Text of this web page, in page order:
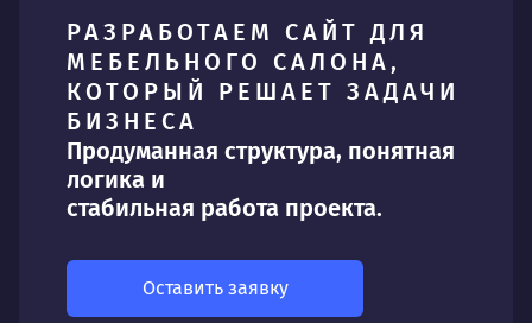
РАЗРАБОТАЕМ САЙТ ДЛЯ
МЕБЕЛЬНОГО САЛОНА,
КОТОРЫЙ РЕШАЕТ ЗАДАЧИ
БИЗНЕСА
Продуманная структура, понятная
логика и
стабильная работа проекта.
Оставить заявку